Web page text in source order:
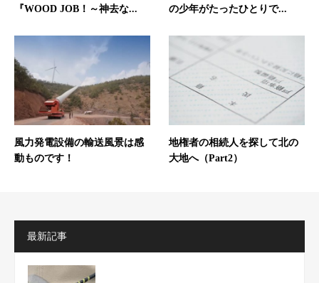
『WOOD JOB！～神去な...
の少年がたったひとりで...
風力発電設備の輸送風景は感
動ものです！
地権者の相続人を探して北の
大地へ（Part2）
最新記事